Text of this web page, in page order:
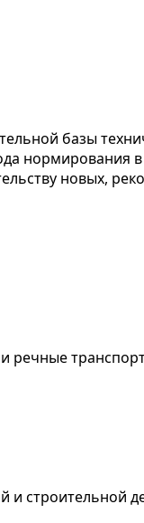
базы
нормирования
новых,
строительной